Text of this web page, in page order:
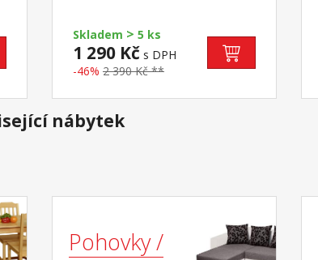
M12, M24, M26, M41) a rošt R1
Skladem > 5 ks
1 290 Kč s DPH
-46% 2 390 Kč **
nábytek
Pohovky /